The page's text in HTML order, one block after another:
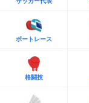
ボートレース
格闘技